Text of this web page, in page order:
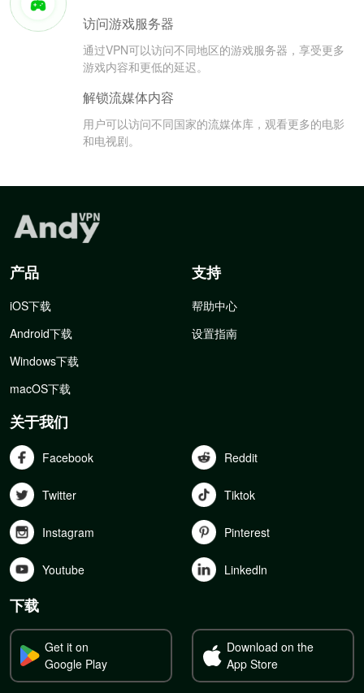
访问游戏服务器
通过VPN可以访问不同地区的游戏服务器，享受更多
游戏内容和更低的延迟。
解锁流媒体内容
用户可以访问不同国家的流媒体库，观看更多的电影
和电视剧。
产品
iOS下载
Android下载
Windows下载
macOS下载
支持
帮助中心
设置指南
关于我们
Facebook Reddit
Twitter Tiktok
Instagram Pinterest
Youtube Linkedln
下载
Get it on
Google Play
Download on the
App Store